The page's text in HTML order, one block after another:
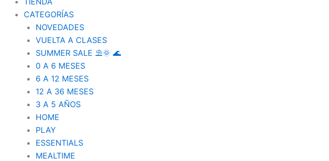
CATEGORÍAS
NOVEDADES
VUELTA A CLASES
SUMMER SALE ⛱️🌞 🌊
0 A 6 MESES
6 A 12 MESES
12 A 36 MESES
3 A 5 AÑOS
HOME
PLAY
ESSENTIALS
MEALTIME